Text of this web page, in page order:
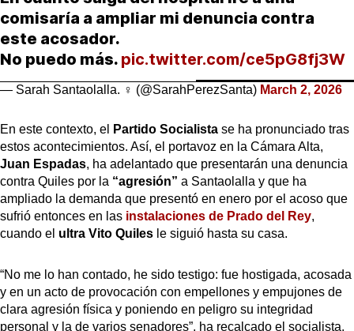
comisaría a ampliar mi denuncia contra
este acosador.
No puedo más. pic.twitter.com/ce5pG8fj3W
— Sarah Santaolalla. ♀ (@SarahPerezSanta) March 2, 2026
En este contexto, el Partido Socialista se ha pronunciado tras
estos acontecimientos. Así, el portavoz en la Cámara Alta,
Juan Espadas, ha adelantado que presentarán una denuncia
contra Quiles por la “agresión” a Santaolalla y que ha
ampliado la demanda que presentó en enero por el acoso que
sufrió entonces en las instalaciones de Prado del Rey,
cuando el ultra Vito Quiles le siguió hasta su casa.
“No me lo han contado, he sido testigo: fue hostigada, acosada
y en un acto de provocación con empellones y empujones de
clara agresión física y poniendo en peligro su integridad
personal y la de varios senadores”, ha recalcado el socialista.